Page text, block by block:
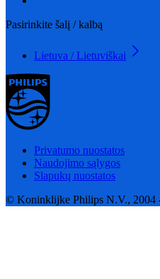
Pasirinkite šalį / kalbą
Lietuva / Lietuviškai
Privatumo nuostatos
Naudojimo sąlygos
Slapukų nuostatos
© Koninklijke Philips N.V., 2004 -